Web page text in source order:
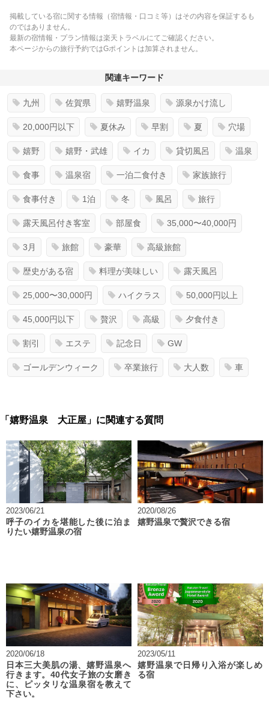
掲載している宿に関する情報（宿情報・口コミ等）はその内容を保証するも
のではありません。
最新の宿情報・プラン情報は楽天トラベルにてご確認ください。
本ページからの旅行予約ではGポイントは加算されません。
関連キーワード
九州 佐賀県 嬉野温泉 源泉かけ流し
20,000円以下 夏休み 早割 夏 穴場
嬉野 嬉野・武雄 イカ 貸切風呂 温泉
食事 温泉宿 一泊二食付き 家族旅行
食事付き 1泊 冬 風呂 旅行
露天風呂付き客室 部屋食 35,000〜40,000円
3月 旅館 豪華 高級旅館
歴史がある宿 料理が美味しい 露天風呂
25,000〜30,000円 ハイクラス 50,000円以上
45,000円以下 贅沢 高級 夕食付き
割引 エステ 記念日 GW
ゴールデンウィーク 卒業旅行 大人数 車
「嬉野温泉 大正屋」に関連する質問
2023/06/21
呼子のイカを堪能した後に泊ま
りたい嬉野温泉の宿
2020/08/26
嬉野温泉で贅沢できる宿
2020/06/18
日本三大美肌の湯、嬉野温泉へ
行きます。40代女子旅の女磨き
に、ピッタリな温泉宿を教えて
下さい。
2023/05/11
嬉野温泉で日帰り入浴が楽しめ
る宿